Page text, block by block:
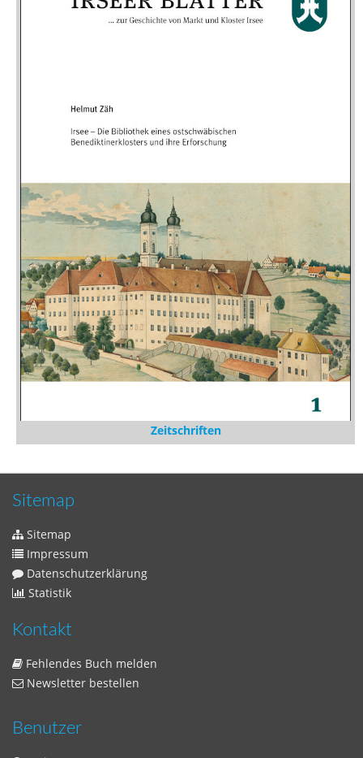
Zeitschriften
Sitemap
Sitemap
Impressum
Datenschutzerklärung
Statistik
Kontakt
Fehlendes Buch melden
Newsletter bestellen
Benutzer